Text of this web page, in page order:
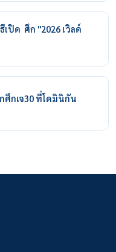
ปิด ศึก "2026 เวิลด์
ศึกเจ30 ที่โดมินิกัน